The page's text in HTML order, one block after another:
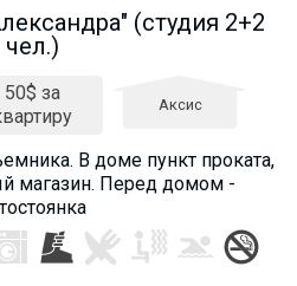
(студия 2+2
чел.)
50$ за
Аксис
В доме пункт проката,
магазин. Перед домом -